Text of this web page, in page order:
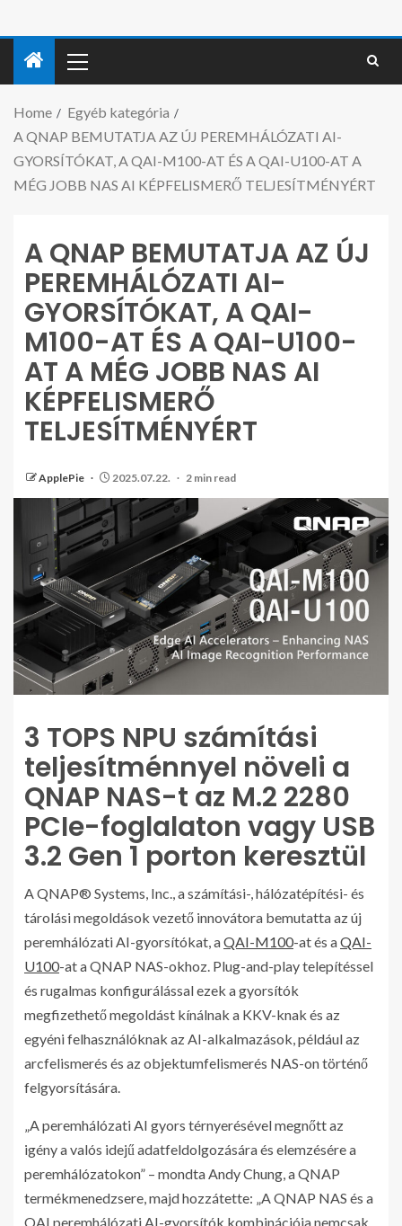
Home
Egyéb kategória
A QNAP BEMUTATJA AZ ÚJ PEREMHÁLÓZATI AI-
GYORSÍTÓKAT, A QAI-M100-AT ÉS A QAI-U100-AT A
MÉG JOBB NAS AI KÉPFELISMERŐ TELJESÍTMÉNYÉRT
A QNAP BEMUTATJA AZ ÚJ
PEREMHÁLÓZATI AI-
GYORSÍTÓKAT, A QAI-
M100-AT ÉS A QAI-U100-
AT A MÉG JOBB NAS AI
KÉPFELISMERŐ
TELJESÍTMÉNYÉRT
ApplePie 2025.07.22. 2 min read
3 TOPS NPU számítási
teljesítménnyel növeli a
QNAP NAS-t az M.2 2280
PCIe-foglalaton vagy USB
3.2 Gen 1 porton keresztül
A QNAP® Systems, Inc., a számítási-, hálózatépítési- és
tárolási megoldások vezető innovátora bemutatta az új
peremhálózati AI-gyorsítókat, aQAI-M100-at és aQAI-
U100-at a QNAP NAS-okhoz. Plug-and-play telepítéssel
és rugalmas konfigurálással ezek a gyorsítók
megfizethető megoldást kínálnak a KKV-knak és az
egyéni felhasználóknak az AI-alkalmazások, például az
arcfelismerés és az objektumfelismerés NAS-on történő
felgyorsítására.
„A peremhálózati AI gyors térnyerésével megnőtt az
igény a valós idejű adatfeldolgozására és elemzésére a
peremhálózatokon” – mondta Andy Chung, a QNAP
termékmenedzsere, majd hozzátette: „A QNAP NAS és a
QAI peremhálózati AI-gyorsítók kombinációja nemcsak